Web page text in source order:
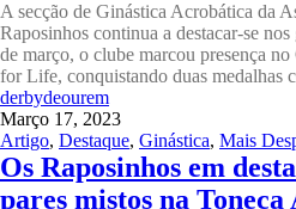
A secção de Ginástica Acrobática da
Raposinhos continua a destacar-se
de março, o clube marcou presença
for Life, conquistando duas medalhas
derbydeourem
Março 17, 2023
Artigo, Destaque, Ginástica, Mais
Os Raposinhos em
pares mistos na